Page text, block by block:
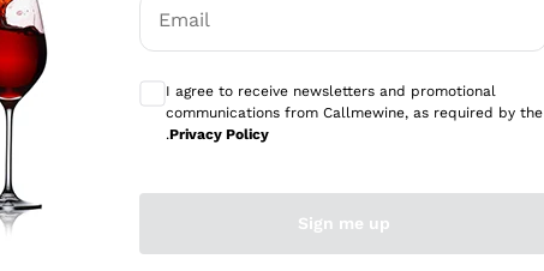
professionalità
Email
I agree to receive newsletters and promotional
communications from Callmewine, as required by the
.Privacy Policy
Sign me up